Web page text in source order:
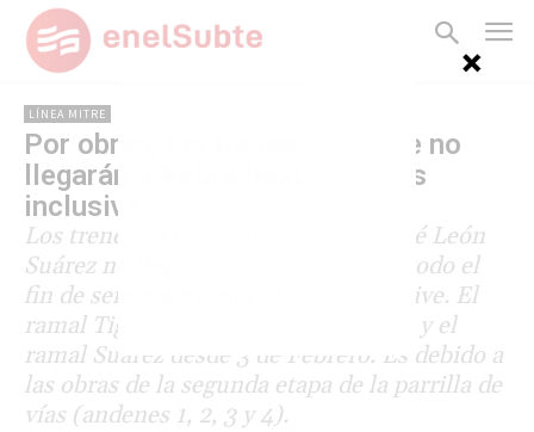
LÍNEA MITRE
Por obras, los trenes del Mitre no
llegarán a Retiro hasta el lunes
inclusive
Los trenes de los ramales Tigre y José León
Suárez no llegarán a Retiro durante todo el
fin de semana y hasta el lunes inclusive. El
ramal Tigre partirá desde Belgrano C y el
ramal Suárez desde 3 de Febrero. Es debido a
las obras de la segunda etapa de la parrilla de
vías (andenes 1, 2, 3 y 4).